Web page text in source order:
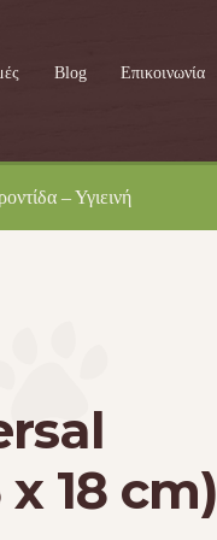
Blog Επικοινωνία
– Υγιεινή
18 cm)